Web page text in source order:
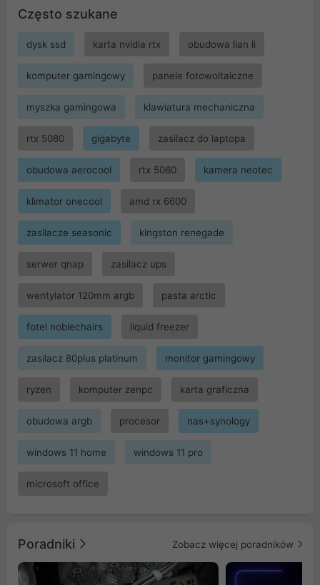
Często szukane
dysk ssd karta nvidia rtx obudowa lian li
komputer gamingowy panele fotowoltaiczne
myszka gamingowa klawiatura mechaniczna
rtx 5080 gigabyte zasilacz do laptopa
obudowa aerocool rtx 5060 kamera neotec
klimator onecool amd rx 6600
zasilacze seasonic kingston renegade
serwer qnap zasilacz ups
wentylator 120mm argb pasta arctic
fotel noblechairs liquid freezer
zasilacz 80plus platinum monitor gamingowy
ryzen komputer zenpc karta graficzna
obudowa argb procesor nas+synology
windows 11 home windows 11 pro
microsoft office
Poradniki Zobacz więcej poradników